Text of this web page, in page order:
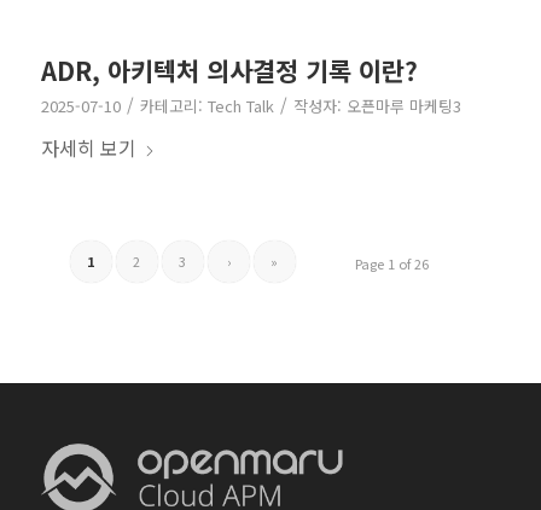
ADR, 아키텍처 의사결정 기록 이란?
2025-07-10 / 카테고리: Tech Talk / 작성자: 오픈마루 마케팅3
자세히 보기
Page 1 of 26
1 2 3 › »